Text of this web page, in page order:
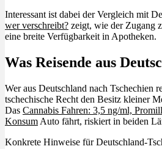
Interessant ist dabei der Vergleich mit
wer verschreibt? zeigt, wie der Zugang
eine breite Verfügbarkeit in Apotheken.
Was Reisende aus
Wer aus Deutschland nach Tschechien
tschechische Recht den Besitz kleiner
Das Cannabis Fahren: 3,5 ng/ml,
Konsum Auto fährt, riskiert in beiden
Konkrete Hinweise für Deutschland-